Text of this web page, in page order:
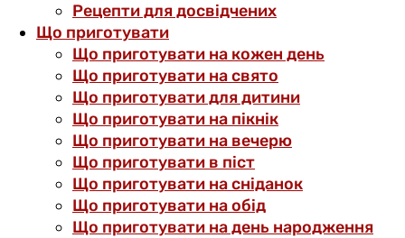
Рецепти для досвідчених
Що приготувати
Що приготувати на кожен день
Що приготувати на свято
Що приготувати для дитини
Що приготувати на пікнік
Що приготувати на вечерю
Що приготувати в піст
Що приготувати на сніданок
Що приготувати на обід
Що приготувати на день народження